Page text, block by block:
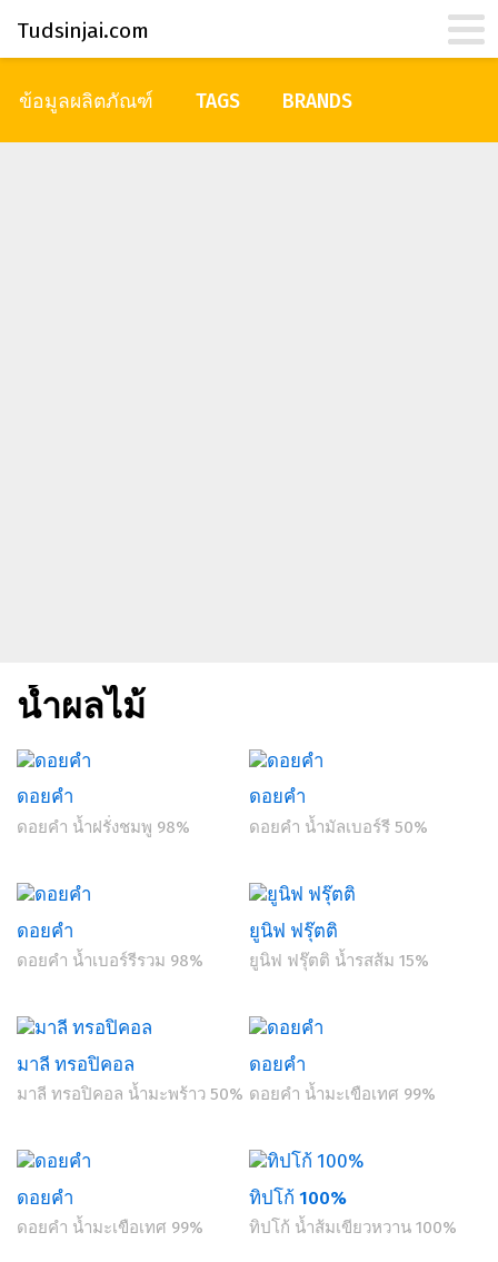
Tudsinjai.com
ข้อมูลผลิตภัณฑ์ TAGS BRANDS
น้ำผลไม้
ดอยคำ
ดอยคำ น้ำฝรั่งชมพู 98%
ดอยคำ
ดอยคำ น้ำมัลเบอร์รี 50%
ดอยคำ
ดอยคำ น้ำเบอร์รีรวม 98%
ยูนิฟ ฟรุ๊ตติ
ยูนิฟ ฟรุ๊ตติ น้ำรสส้ม 15%
มาลี ทรอปิคอล
มาลี ทรอปิคอล น้ำมะพร้าว 50%
ดอยคำ
ดอยคำ น้ำมะเขือเทศ 99%
ดอยคำ
ดอยคำ น้ำมะเขือเทศ 99%
ทิปโก้ 100%
ทิปโก้ น้ำส้มเขียวหวาน 100%